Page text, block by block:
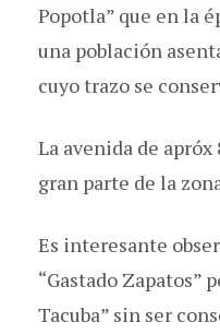
Popotla” que en la
una población
cuyo trazo se
La avenida de
gran parte de la
Es interesante
“Gastado Zapatos”
Tacuba” sin ser